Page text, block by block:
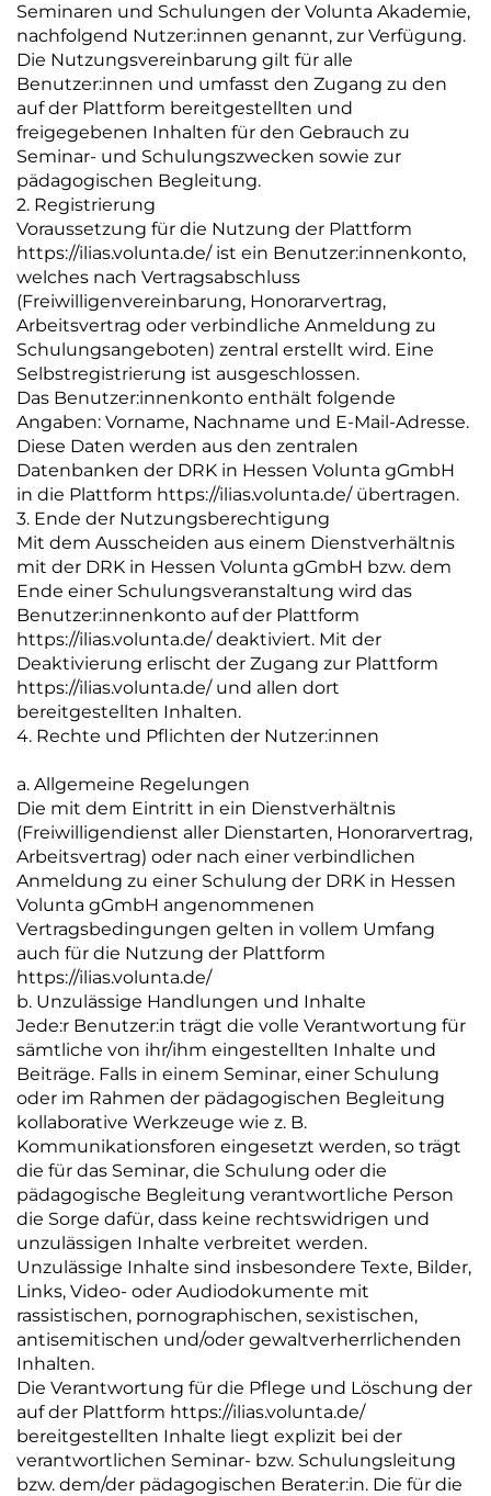
Seminaren und Schulungen der Volunta Akademie,
nachfolgend Nutzer:innen genannt, zur Verfügung.
Die Nutzungsvereinbarung gilt für alle
Benutzer:innen und umfasst den Zugang zu den
auf der Plattform bereitgestellten und
freigegebenen Inhalten für den Gebrauch zu
Seminar- und Schulungszwecken sowie zur
pädagogischen Begleitung.
2. Registrierung
Voraussetzung für die Nutzung der Plattform
https://ilias.volunta.de/ ist ein Benutzer:innenkonto,
welches nach Vertragsabschluss
(Freiwilligenvereinbarung, Honorarvertrag,
Arbeitsvertrag oder verbindliche Anmeldung zu
Schulungsangeboten) zentral erstellt wird. Eine
Selbstregistrierung ist ausgeschlossen.
Das Benutzer:innenkonto enthält folgende
Angaben: Vorname, Nachname und E-Mail-Adresse.
Diese Daten werden aus den zentralen
Datenbanken der DRK in Hessen Volunta gGmbH
in die Plattform https://ilias.volunta.de/ übertragen.
3. Ende der Nutzungsberechtigung
Mit dem Ausscheiden aus einem Dienstverhältnis
mit der DRK in Hessen Volunta gGmbH bzw. dem
Ende einer Schulungsveranstaltung wird das
Benutzer:innenkonto auf der Plattform
https://ilias.volunta.de/ deaktiviert. Mit der
Deaktivierung erlischt der Zugang zur Plattform
https://ilias.volunta.de/ und allen dort
bereitgestellten Inhalten.
4. Rechte und Pflichten der Nutzer:innen
a. Allgemeine Regelungen
Die mit dem Eintritt in ein Dienstverhältnis
(Freiwilligendienst aller Dienstarten, Honorarvertrag,
Arbeitsvertrag) oder nach einer verbindlichen
Anmeldung zu einer Schulung der DRK in Hessen
Volunta gGmbH angenommenen
Vertragsbedingungen gelten in vollem Umfang
auch für die Nutzung der Plattform
https://ilias.volunta.de/
b. Unzulässige Handlungen und Inhalte
Jede:r Benutzer:in trägt die volle Verantwortung für
sämtliche von ihr/ihm eingestellten Inhalte und
Beiträge. Falls in einem Seminar, einer Schulung
oder im Rahmen der pädagogischen Begleitung
kollaborative Werkzeuge wie z. B.
Kommunikationsforen eingesetzt werden, so trägt
die für das Seminar, die Schulung oder die
pädagogische Begleitung verantwortliche Person
die Sorge dafür, dass keine rechtswidrigen und
unzulässigen Inhalte verbreitet werden.
Unzulässige Inhalte sind insbesondere Texte, Bilder,
Links, Video- oder Audiodokumente mit
rassistischen, pornographischen, sexistischen,
antisemitischen und/oder gewaltverherrlichenden
Inhalten.
Die Verantwortung für die Pflege und Löschung der
auf der Plattform https://ilias.volunta.de/
bereitgestellten Inhalte liegt explizit bei der
verantwortlichen Seminar- bzw. Schulungsleitung
bzw. dem/der pädagogischen Berater:in. Die für die